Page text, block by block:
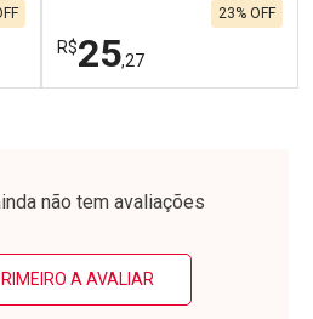
R$25,27
23% OFF
Laboratório
Por Menos
não tem avaliações
A AVALIAR